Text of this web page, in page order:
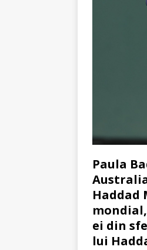
Paula
Haddad
ei din
lui